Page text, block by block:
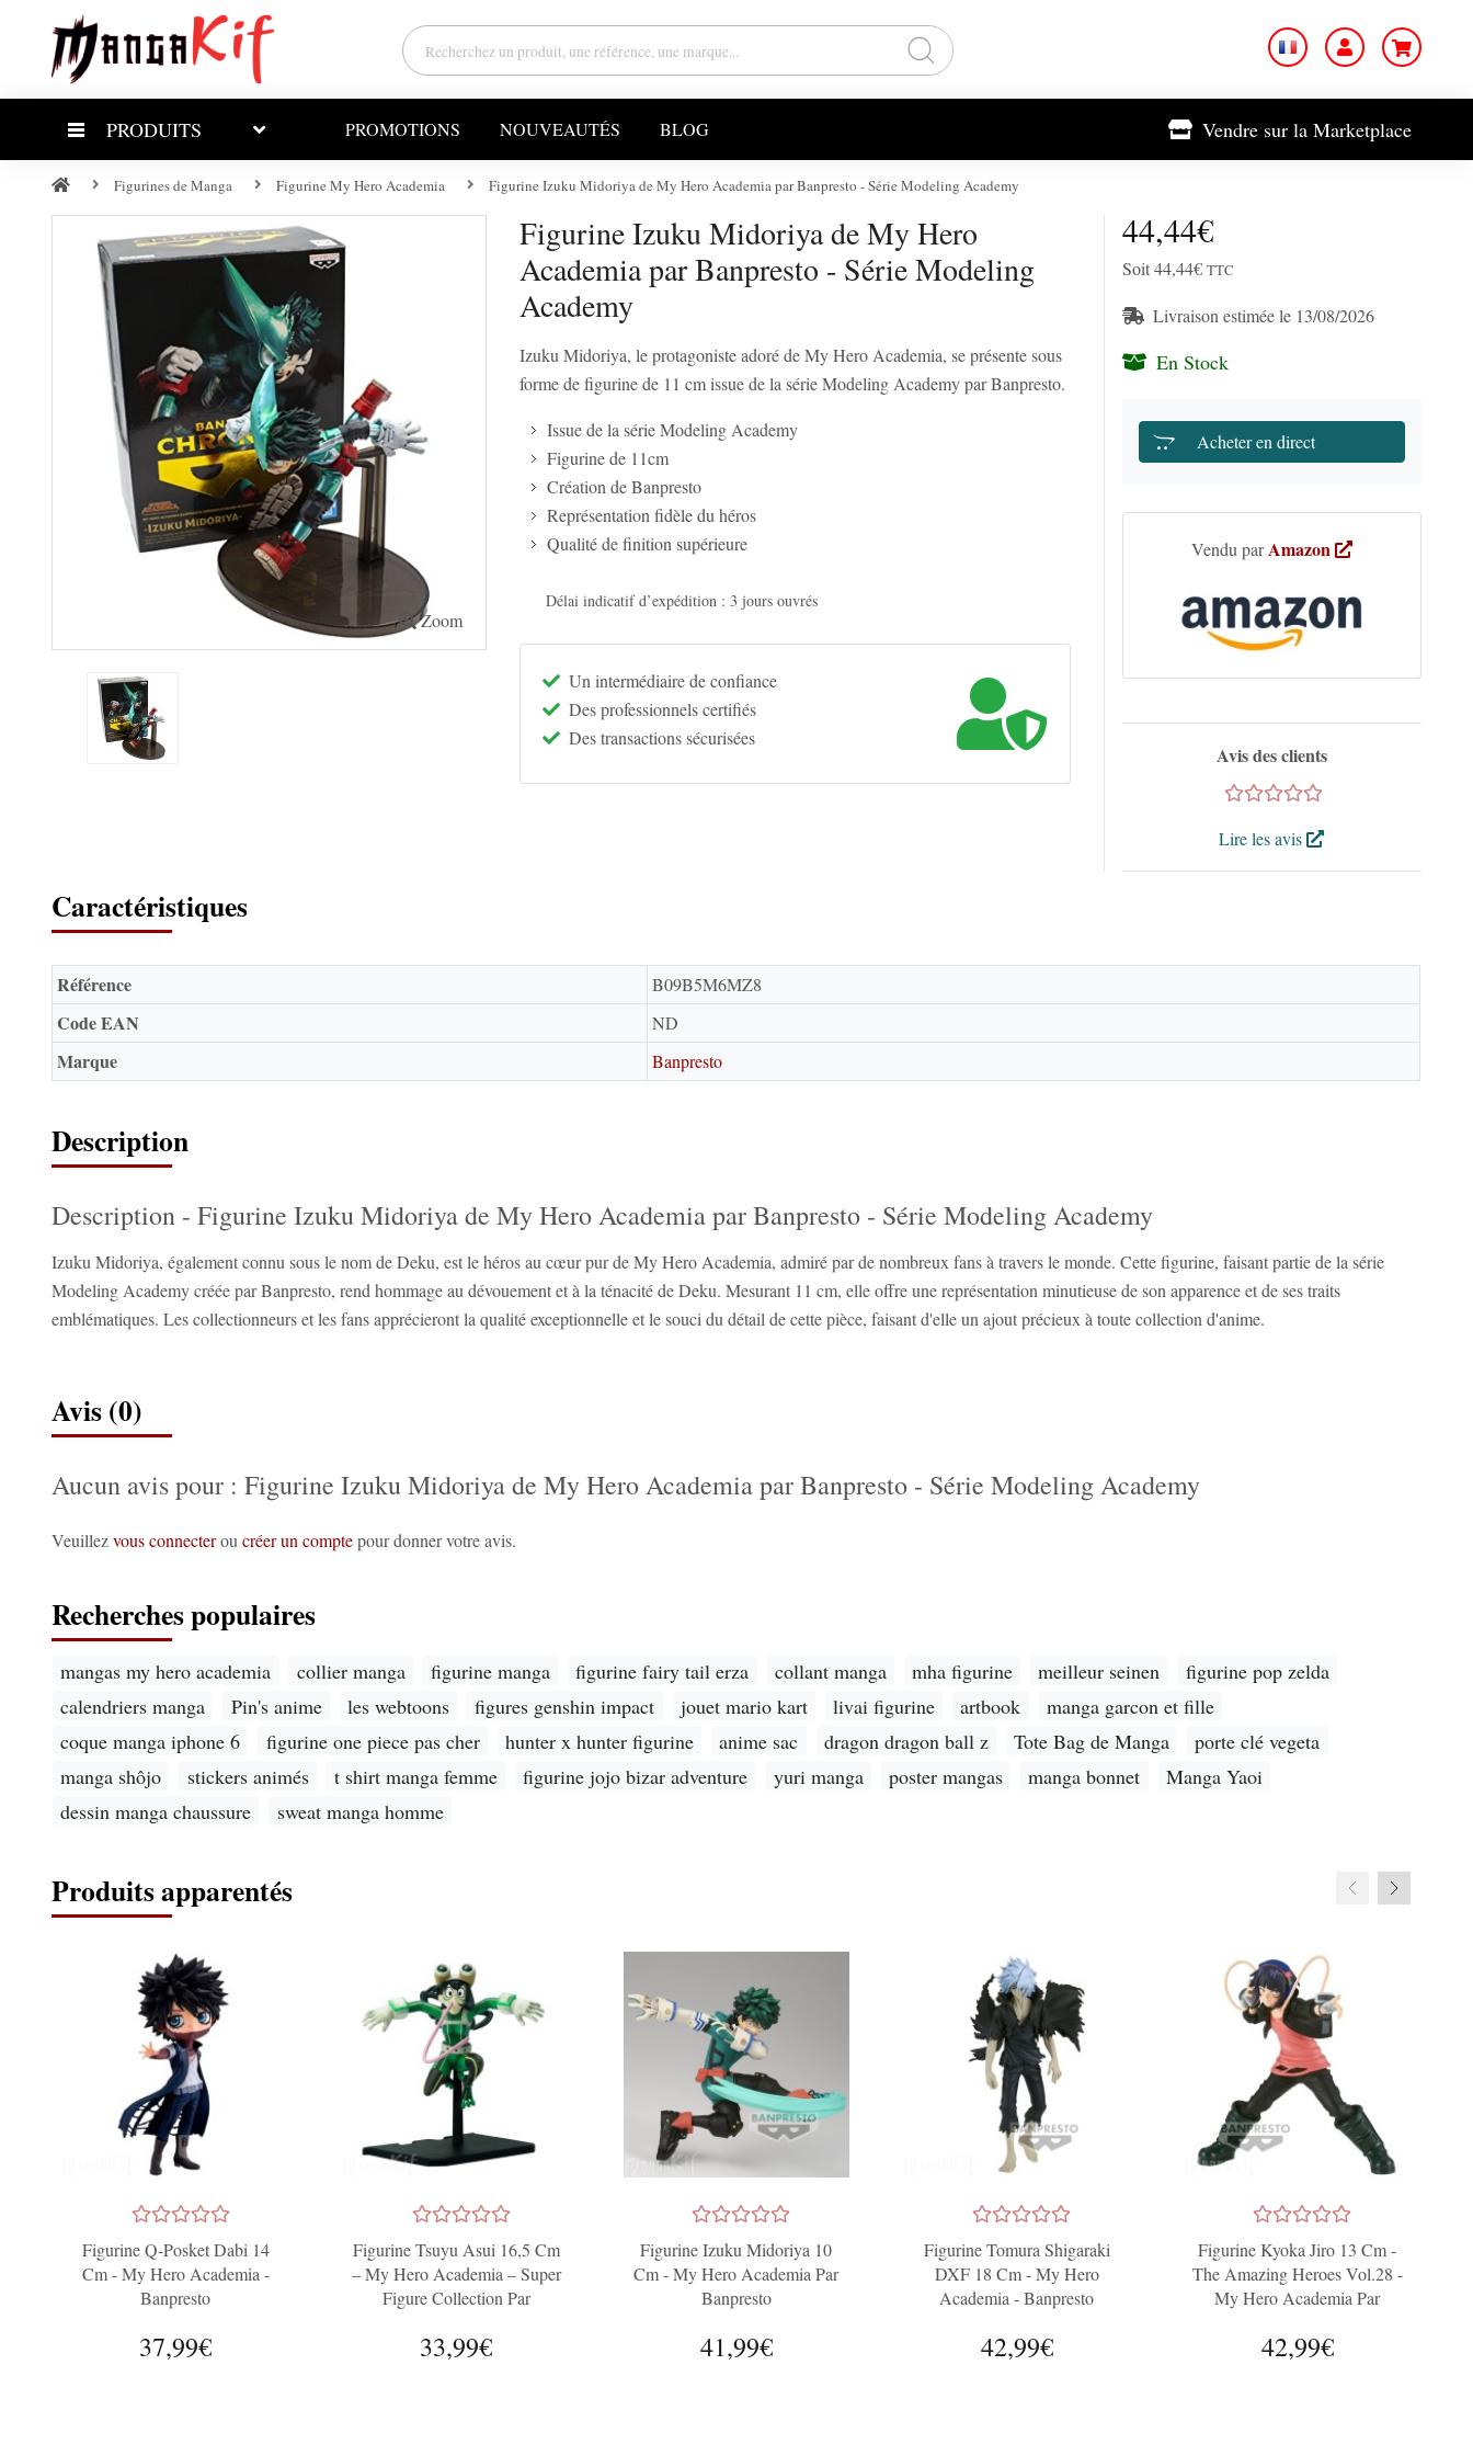
PRODUITS PROMOTIONS NOUVEAUTÉS BLOG Vendre sur la Marketplace
Figurines de Manga Figurine My Hero Academia Figurine Izuku Midoriya de My Hero Academia par Banpresto - Série Modeling Academy
Zoom
Figurine Izuku Midoriya de My Hero
Academia par Banpresto - Série Modeling
Academy
Izuku Midoriya, le protagoniste adoré de My Hero Academia, se présente sous
forme de figurine de 11 cm issue de la série Modeling Academy par Banpresto.
Issue de la série Modeling Academy
Figurine de 11cm
Création de Banpresto
Représentation fidèle du héros
Qualité de finition supérieure
Délai indicatif d’expédition : 3 jours ouvrés
Un intermédiaire de confiance
Des professionnels certifiés
Des transactions sécurisées
44,44€
Soit 44,44€ TTC
Livraison estimée le 13/08/2026
En Stock
Acheter en direct
Vendu parAmazon
Avis des clients
Lire les avis
Caractéristiques
Référence B09B5M6MZ8
Code EAN ND
Marque Banpresto
Description
Description - Figurine Izuku Midoriya de My Hero Academia par Banpresto - Série Modeling Academy
Izuku Midoriya, également connu sous le nom de Deku, est le héros au cœur pur de My Hero Academia, admiré par de nombreux fans à travers le monde. Cette figurine, faisant partie de la série
Modeling Academy créée par Banpresto, rend hommage au dévouement et à la ténacité de Deku. Mesurant 11 cm, elle offre une représentation minutieuse de son apparence et de ses traits
emblématiques. Les collectionneurs et les fans apprécieront la qualité exceptionnelle et le souci du détail de cette pièce, faisant d'elle un ajout précieux à toute collection d'anime.
Avis (0)
Aucun avis pour : Figurine Izuku Midoriya de My Hero Academia par Banpresto - Série Modeling Academy
Veuillezvous connecteroucréer un comptepour donner votre avis.
Recherches populaires
mangas my hero academia collier manga figurine manga figurine fairy tail erza collant manga mha figurine meilleur seinen
figurine pop zelda
calendriers manga
Pin's anime les webtoons figures genshin impact jouet mario kart livai figurine artbook
manga garcon et fille
coque manga iphone 6
figurine one piece pas cher hunter x hunter figurine anime sac dragon dragon ball z Tote Bag de Manga
porte clé vegeta
manga shôjo
stickers animés t shirt manga femme figurine jojo bizar adventure yuri manga poster mangas manga bonnet
Manga Yaoi
dessin manga chaussure
sweat manga homme
Produits apparentés
Figurine Q-Posket Dabi 14
Cm - My Hero Academia -
Banpresto
37,99€
Figurine Tsuyu Asui 16,5 Cm
– My Hero Academia – Super
Figure Collection Par
33,99€
Figurine Izuku Midoriya 10
Cm - My Hero Academia Par
Banpresto
41,99€
Figurine Tomura Shigaraki
DXF 18 Cm - My Hero
Academia - Banpresto
42,99€
Figurine Kyoka Jiro 13 Cm -
The Amazing Heroes Vol.28 -
My Hero Academia Par
42,99€